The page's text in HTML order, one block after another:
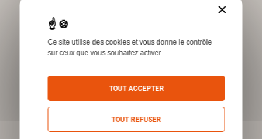
Je souhaite recevoir des informations
concernant les produits et services Humbert
par e-mail.
*Champs obligatoires
Envoyer
×
Ce site utilise des cookies et vous donne le contrôle
sur ceux que vous souhaitez activer
TOUT ACCEPTER
TOUT REFUSER